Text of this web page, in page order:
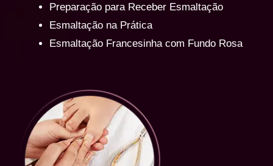
Preparação para Receber Esmaltação
Esmaltação na Prática
Esmaltação Francesinha com Fundo Rosa